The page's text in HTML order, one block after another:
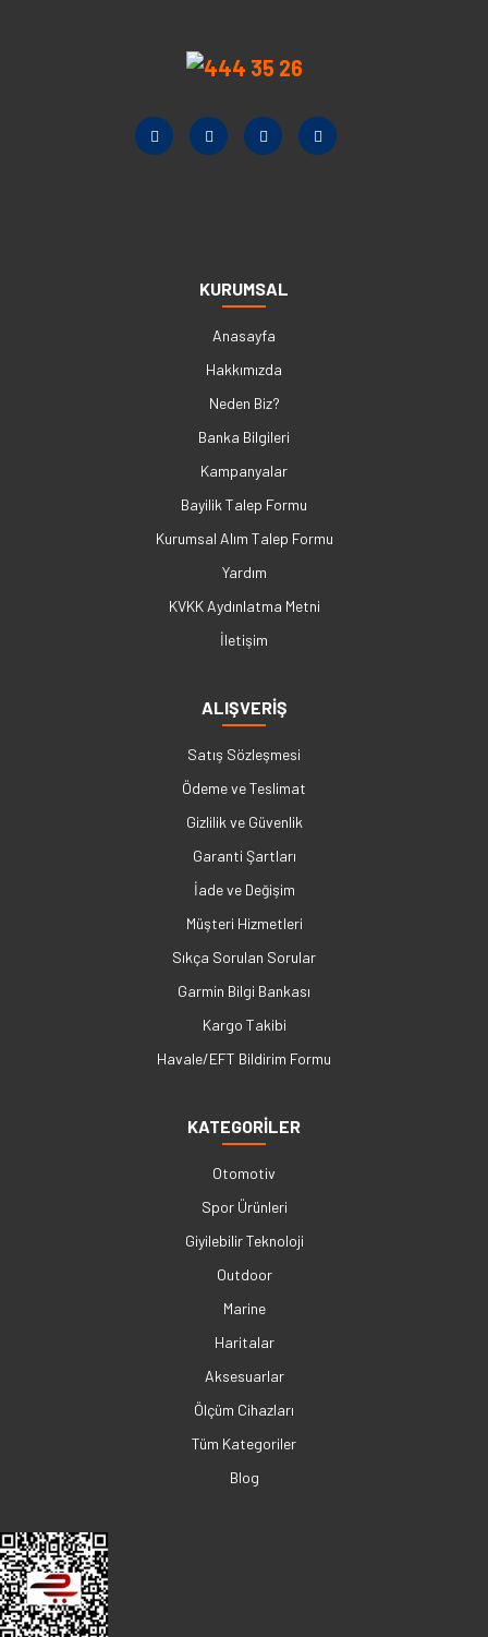
KURUMSAL
Anasayfa
Hakkımızda
Neden Biz?
Banka Bilgileri
Kampanyalar
Bayilik Talep Formu
Kurumsal Alım Talep Formu
Yardım
KVKK Aydınlatma Metni
İletişim
ALIŞVERİŞ
Satış Sözleşmesi
Ödeme ve Teslimat
Gizlilik ve Güvenlik
Garanti Şartları
İade ve Değişim
Müşteri Hizmetleri
Sıkça Sorulan Sorular
Garmin Bilgi Bankası
Kargo Takibi
Havale/EFT Bildirim Formu
KATEGORİLER
Otomotiv
Spor Ürünleri
Giyilebilir Teknoloji
Outdoor
Marine
Haritalar
Aksesuarlar
Ölçüm Cihazları
Tüm Kategoriler
Blog